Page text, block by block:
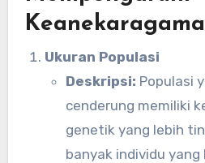
Ukuran Populasi
Deskripsi: Populasi
cenderung memiliki
genetik yang lebih
banyak individu